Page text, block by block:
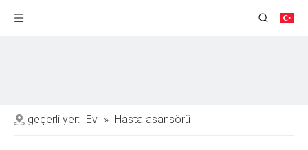
geçerli yer: Ev » Hasta asansörü